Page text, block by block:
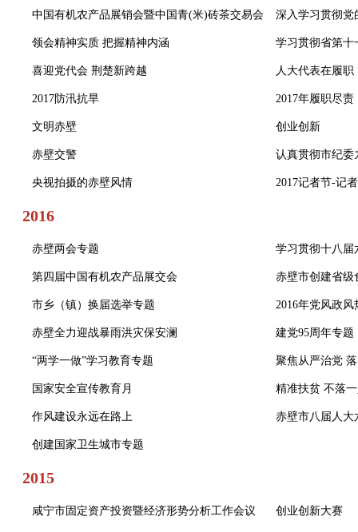
中国有机农产品展销会暨中国青(米)砖茶交易会 深入学习贯彻党
领会精神实质 把握精神内涵 学习贯彻省第十
喜迎党代会 荆楚新跨越 人大代表在履职
2017防汛抗旱 2017年履职尽责
文明赤壁 创业创新
赤壁交警 认真贯彻市纪委
央视拍摄的赤壁风情 2017记者节-记
2016
赤壁两会专题 学习贯彻十八届
第四届中国有机农产品展交会 赤壁市创建省级
市乡（镇）换届选举专题 2016年党风政风
赤壁全力迎战暴雨洪灾保安澜 建党95周年专题
“两学一做”学习教育专题 聚焦从严治党
国家安全宣传教育月 精准扶贫 不落
作风建设永远在路上 赤壁市八届人大
创建国家卫生城市专题
2015
咸宁市固定资产投资暨经济形势分析工作会议 创业创新大赛